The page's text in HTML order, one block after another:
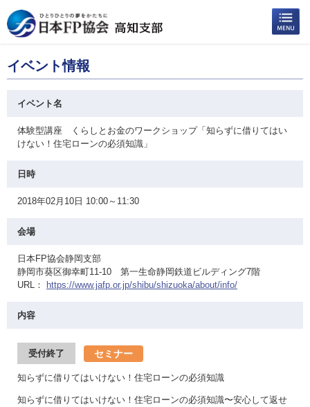
イベント情報
イベント名
体験型講座 くらしとお金のワークショップ「知らずに借りてはい
けない！住宅ローンの必須知識」
日時
2018年02月10日 10:00～11:30
会場
日本FP協会静岡支部
静岡市葵区御幸町11-10 第一生命静岡鉄道ビルディング7階
URL：
https://www.jafp.or.jp/shibu/shizuoka/about/info/
内容
受付終了 セミナー
知らずに借りてはいけない！住宅ローンの必須知識
知らずに借りてはいけない！住宅ローンの必須知識〜安心して返せ